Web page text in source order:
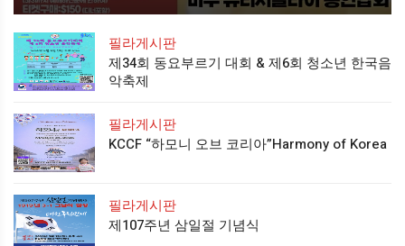
필라게시판
제34회 동요부르기 대회 & 제6회 청소년 한국음
악축제
필라게시판
KCCF “하모니 오브 코리아”Harmony of Korea
필라게시판
제107주년 삼일절 기념식